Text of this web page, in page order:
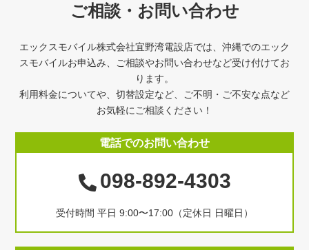
ご相談・お問い合わせ
エックスモバイル株式会社宜野湾電設店では、沖縄でのエック
スモバイルお申込み、ご相談やお問い合わせなど受け付けてお
ります。
利用料金についてや、切替設定など、ご不明・ご不安な点など
お気軽にご相談ください！
電話でのお問い合わせ
098-892-4303
受付時間 平日 9:00〜17:00（定休日 日曜日）